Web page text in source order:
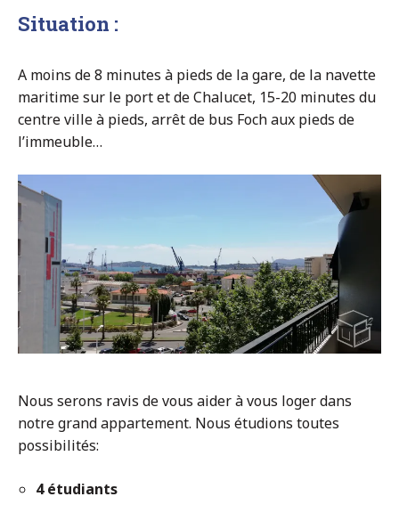
Situation :
A moins de 8 minutes à pieds de la gare, de la navette
maritime sur le port et de Chalucet, 15-20 minutes du
centre ville à pieds, arrêt de bus Foch aux pieds de
l’immeuble…
Nous serons ravis de vous aider à vous loger dans
notre grand appartement. Nous étudions toutes
possibilités:
4 étudiants